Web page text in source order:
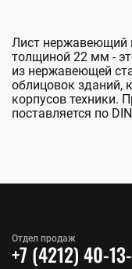
Лист нержавеющий
толщиной 22 мм -
из нержавеющей
облицовок зданий,
корпусов техники.
поставляется по
Отдел продаж
+7 (4212) 40-